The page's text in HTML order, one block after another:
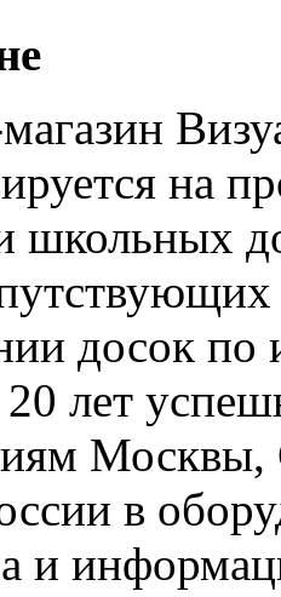
на
школьных
досок по
20 лет
Москвы,
в
и